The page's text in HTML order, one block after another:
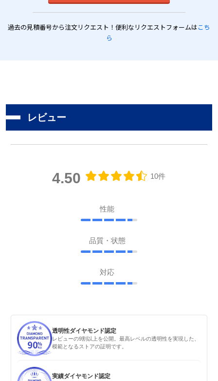
過去の見積番号から注文リクエスト！便利なリクエストフォームはこち
ら
レビュー
4.50 10件
性能
品質・状態
対応
透明性ダイヤモンド認定
レビューの9割以上を公開。最高レベルの透明性を実現した、
模範となるストアの証明です。
実績ダイヤモンド認定